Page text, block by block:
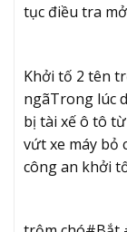
tục điều tra
Khởi tố 2 tên
ngãTrong lúc
bị tài xế ô tô
vứt xe máy bỏ
công an khởi